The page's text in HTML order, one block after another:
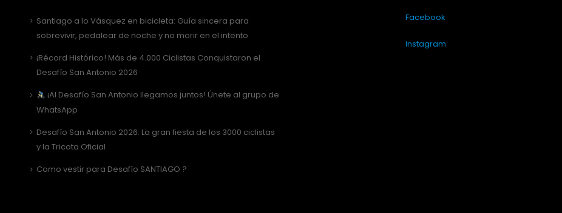
Santiago a lo Vásquez en bicicleta: Guía sincera para
sobrevivir, pedalear de noche y no morir en el intento
¡Récord Histórico! Más de 4.000 Ciclistas Conquistaron el
Desafío San Antonio 2026
¡Al Desafío San Antonio llegamos juntos! Únete al grupo de
WhatsApp
Desafío San Antonio 2026: La gran fiesta de los 3000 ciclistas
y la Tricota Oficial
Como vestir para Desafío SANTIAGO ?
Facebook
Instagram